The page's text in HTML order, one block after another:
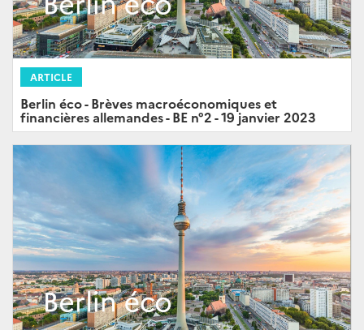
ARTICLE
Berlin éco - Brèves macroéconomiques et
financières allemandes - BE n°2 - 19 janvier 2023